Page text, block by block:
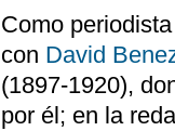
Como
con David
(1897-1920),
por él; en la